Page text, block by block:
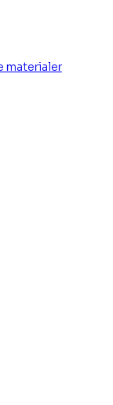
materialer